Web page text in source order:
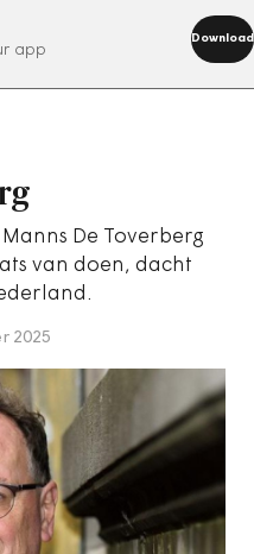
app
Download
De Toverberg
van doen, dacht
2025